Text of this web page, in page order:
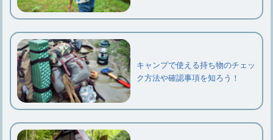
キャンプで使える持ち物のチェッ
ク方法や確認事項を知ろう！